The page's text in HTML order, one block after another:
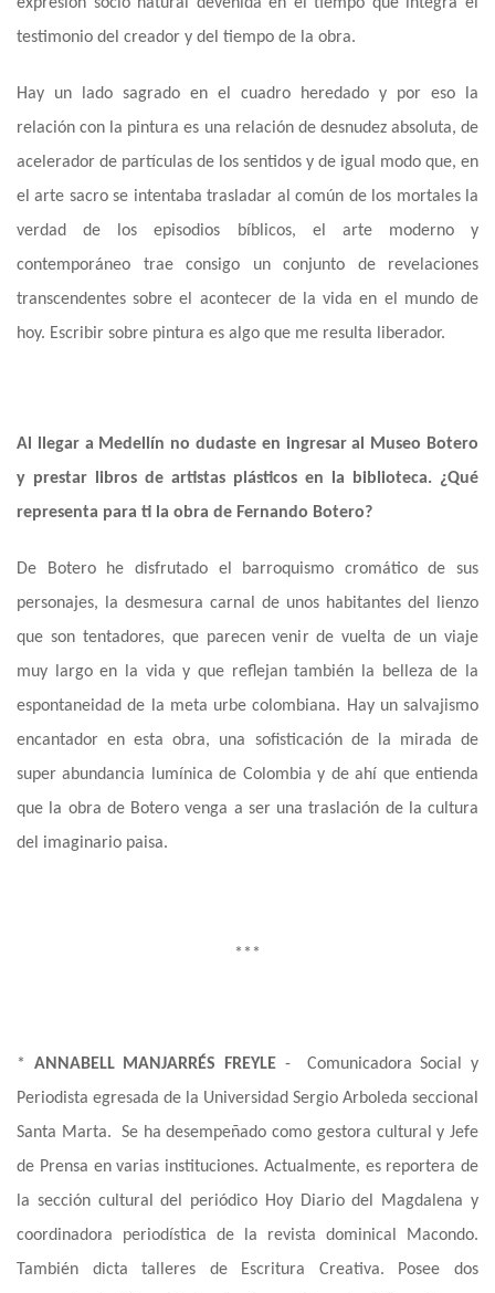
testimonio del creador y del tiempo de la obra.
Hay un lado sagrado en el cuadro heredado y por eso la
relación con la pintura es una relación de desnudez absoluta, de
acelerador de partículas de los sentidos y de igual modo que, en
el arte sacro se intentaba trasladar al común de los mortales la
verdad de los episodios bíblicos, el arte moderno y
contemporáneo trae consigo un conjunto de revelaciones
transcendentes sobre el acontecer de la vida en el mundo de
hoy. Escribir sobre pintura es algo que me resulta liberador.
Al llegar a Medellín no dudaste en ingresar al Museo Botero
y prestar libros de artistas plásticos en la biblioteca. ¿Qué
representa para ti la obra de Fernando Botero?
De Botero he disfrutado el barroquismo cromático de sus
personajes, la desmesura carnal de unos habitantes del lienzo
que son tentadores, que parecen venir de vuelta de un viaje
muy largo en la vida y que reflejan también la belleza de la
espontaneidad de la meta urbe colombiana. Hay un salvajismo
encantador en esta obra, una sofisticación de la mirada de
super abundancia lumínica de Colombia y de ahí que entienda
que la obra de Botero venga a ser una traslación de la cultura
del imaginario paisa.
***
* ANNABELL MANJARRÉS FREYLE- Comunicadora Social y
Periodista egresada de la Universidad Sergio Arboleda seccional
Santa Marta. Se ha desempeñado como gestora cultural y Jefe
de Prensa en varias instituciones. Actualmente, es reportera de
la sección cultural del periódico Hoy Diario del Magdalena y
coordinadora periodística de la revista dominical Macondo.
También dicta talleres de Escritura Creativa. Posee dos